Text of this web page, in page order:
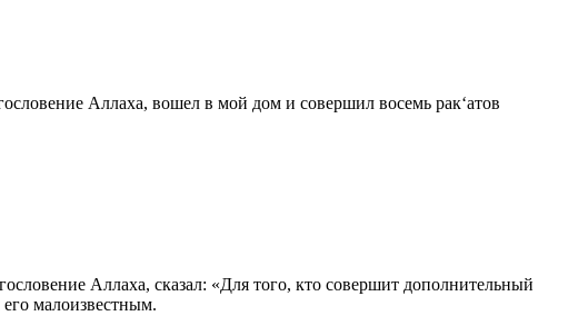
Аллаха, вошел в мой дом и совершил восемь рак‘атов
Аллаха, сказал: «Для того, кто совершит дополнительный
малоизвестным.